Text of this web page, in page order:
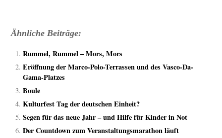
Ähnliche Beiträge:
Rummel, Rummel – Mors, Mors
Eröffnung der Marco-Polo-Terrassen und des Vasco-Da-
Gama-Platzes
Boule
Kulturfest Tag der deutschen Einheit?
Segen für das neue Jahr – und Hilfe für Kinder in Not
Der Countdown zum Veranstaltungsmarathon läuft